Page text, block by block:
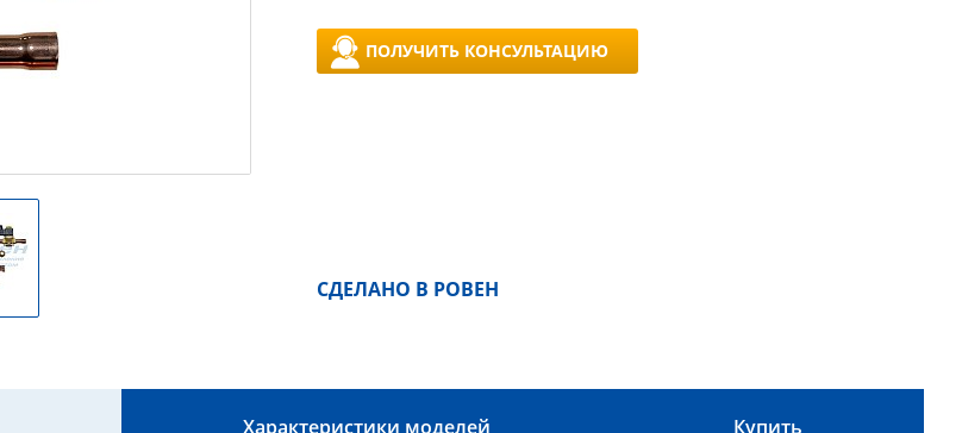
ПОЛУЧИТЬ КОНСУЛЬТАЦИЮ
СДЕЛАНО В РОВЕН
Характеристики моделей Купить